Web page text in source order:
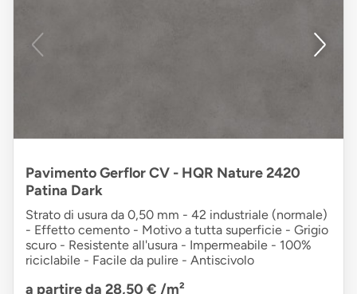
Pavimento Gerflor CV - HQR Nature 2420
Patina Dark
Strato di usura da 0,50 mm - 42 industriale (normale)
- Effetto cemento - Motivo a tutta superficie - Grigio
scuro - Resistente all'usura - Impermeabile - 100%
riciclabile - Facile da pulire - Antiscivolo
a partire da 28,50 € /m²